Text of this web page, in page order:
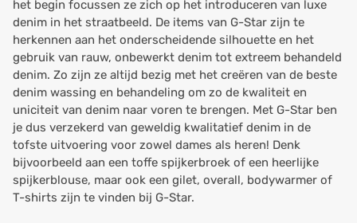
het begin focussen ze zich op het introduceren van luxe
denim in het straatbeeld. De items van G-Star zijn te
herkennen aan het onderscheidende silhouette en het
gebruik van rauw, onbewerkt denim tot extreem behandeld
denim. Zo zijn ze altijd bezig met het creëren van de beste
denim wassing en behandeling om zo de kwaliteit en
uniciteit van denim naar voren te brengen. Met G-Star ben
je dus verzekerd van geweldig kwalitatief denim in de
tofste uitvoering voor zowel dames als heren! Denk
bijvoorbeeld aan een toffe spijkerbroek of een heerlijke
spijkerblouse, maar ook een gilet, overall, bodywarmer of
T-shirts zijn te vinden bij G-Star.